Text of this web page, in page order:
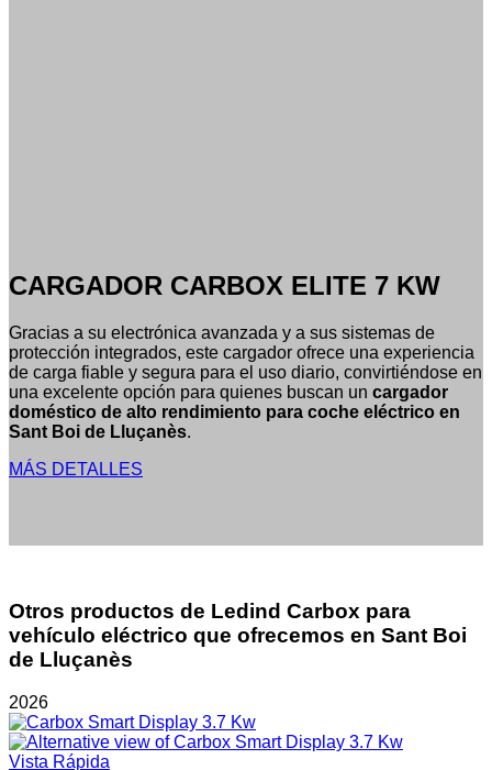
CARGADOR CARBOX ELITE 7 KW
Gracias a su electrónica avanzada y a sus sistemas de
protección integrados, este cargador ofrece una experiencia
de carga fiable y segura para el uso diario, convirtiéndose en
una excelente opción para quienes buscan un cargador
doméstico de alto rendimiento para coche eléctrico en
Sant Boi de Lluçanès.
MÁS DETALLES
Otros productos de Ledind Carbox para
vehículo eléctrico que ofrecemos en Sant Boi
de Lluçanès
2026
Vista Rápida